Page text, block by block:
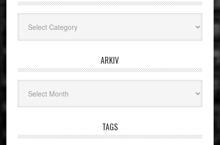
ARKIV
TAGS